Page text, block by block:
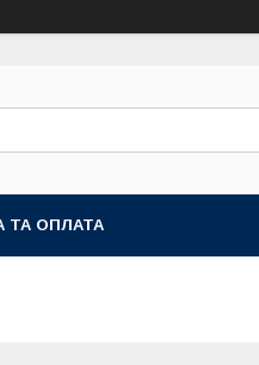
ТА ОПЛАТА